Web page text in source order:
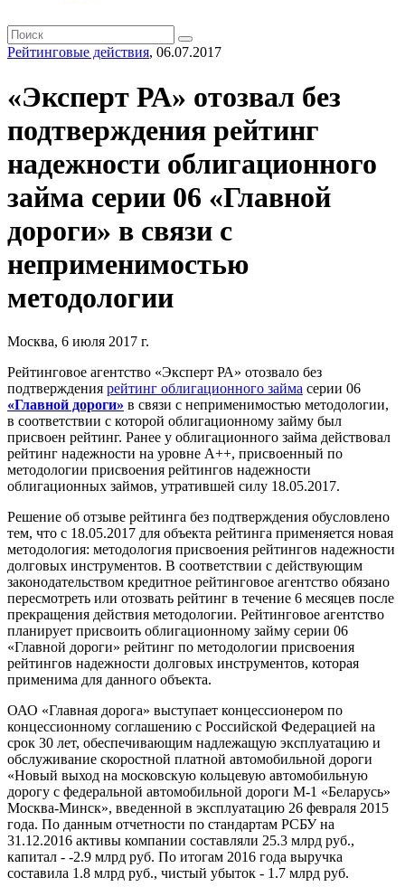
Рейтинговые действия, 06.07.2017
«Эксперт РА» отозвал без
подтверждения рейтинг
надежности облигационного
займа серии 06 «Главной
дороги» в связи с
неприменимостью
методологии
Москва, 6 июля 2017 г.
Рейтинговое агентство «Эксперт РА» отозвало без
подтверждения рейтинг облигационного займа серии 06
«Главной дороги» в связи с неприменимостью методологии,
в соответствии с которой облигационному займу был
присвоен рейтинг. Ранее у облигационного займа действовал
рейтинг надежности на уровне А++, присвоенный по
методологии присвоения рейтингов надежности
облигационных займов, утратившей силу 18.05.2017.
Решение об отзыве рейтинга без подтверждения обусловлено
тем, что с 18.05.2017 для объекта рейтинга применяется новая
методология: методология присвоения рейтингов надежности
долговых инструментов. В соответствии с действующим
законодательством кредитное рейтинговое агентство обязано
пересмотреть или отозвать рейтинг в течение 6 месяцев после
прекращения действия методологии. Рейтинговое агентство
планирует присвоить облигационному займу серии 06
«Главной дороги» рейтинг по методологии присвоения
рейтингов надежности долговых инструментов, которая
применима для данного объекта.
ОАО «Главная дорога» выступает концессионером по
концессионному соглашению с Российской Федерацией на
срок 30 лет, обеспечивающим надлежащую эксплуатацию и
обслуживание скоростной платной автомобильной дороги
«Новый выход на московскую кольцевую автомобильную
дорогу с федеральной автомобильной дороги М-1 «Беларусь»
Москва-Минск», введенной в эксплуатацию 26 февраля 2015
года. По данным отчетности по стандартам РСБУ на
31.12.2016 активы компании составляли 25.3 млрд руб.,
капитал - -2.9 млрд руб. По итогам 2016 года выручка
составила 1.8 млрд руб., чистый убыток - 1.7 млрд руб.